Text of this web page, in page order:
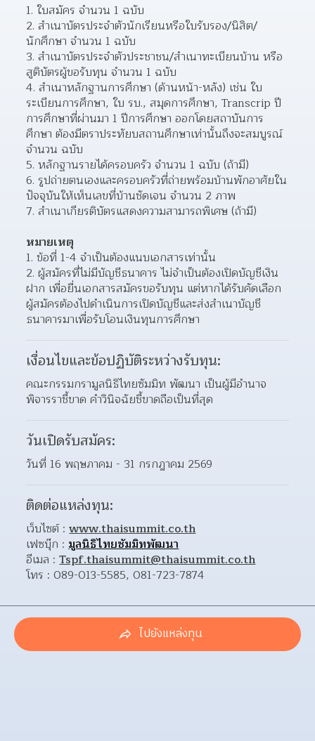
ใบสมัคร จำนวน 1 ฉบับ
สำเนาบัตรประจำตัวนักเรียนหรือใบรับรอง/นิสิต/
นักศึกษา จำนวน 1 ฉบับ
สำเนาบัตรประจำตัวประชาชน/สำเนาทะเบียนบ้าน หรือ
สูติบัตรผู้ขอรับทุน จำนวน 1 ฉบับ
สำเนาหลักฐานการศึกษา (ด้านหน้า-หลัง) เช่น ใบ
ระเบียนการศึกษา, ใบ รบ., สมุดการศึกษา, Transcrip ปี
การศึกษาที่ผ่านมา 1 ปีการศึกษา ออกโดยสถาบันการ
ศึกษา ต้องมีตราประทัยบสถานศึกษาเท่านั้นถึงจะสมบูรณ์
จำนวน ฉบับ
หลักฐานรายได้ครอบครัว จำนวน 1 ฉบับ (ถ้ามี)
รูปถ่ายตนเองและครอบครัวที่ถ่ายพร้อมบ้านพักอาศัยใน
ปัจจุบันให้เห็นเลขที่บ้านชัดเจน จำนวน 2 ภาพ
สำเนาเกียรติบัตรแสดงความสามารถพิเศษ (ถ้ามี)
หมายเหตุ
ข้อที่ 1-4 จำเป็นต้องแนบเอกสารเท่านั้น
ผู้สมัครที่ไม่มีบัญชีธนาคาร ไม่จำเป็นต้องเปิดบัญชีเงิน
ฝาก เพื่อยื่นเอกสารสมัครขอรับทุน แต่หากได้รับคัดเลือก
ผู้สมัครต้องไปดำเนินการเปิดบัญชีและส่งสำเนาบัญชี
ธนาคารมาเพื่อรับโอนเงินทุนการศึกษา
เงื่อนไขและข้อปฏิบัติระหว่างรับทุน:
คณะกรรมกรามูลนิธิไทยซัมมิท พัฒนา เป็นผู้มีอำนาจ
พิจารราชี้ขาด คำวินิจฉัยชี้ขาดถือเป็นที่สุด
วันเปิดรับสมัคร:
วันที่ 16 พฤษภาคม - 31 กรกฎาคม 2569
ติดต่อแหล่งทุน:
เว็บไซต์ : www.thaisummit.co.th
เฟซบุ๊ก : มูลนิธิไทยซัมมิทพัฒนา
อีเมล : Tspf.thaisummit@thaisummit.co.th
โทร : 089-013-5585, 081-723-7874
ไปยังแหล่งทุน